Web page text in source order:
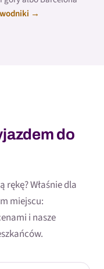
→
do
rękę? Właśnie dla
miejscu:
i nasze